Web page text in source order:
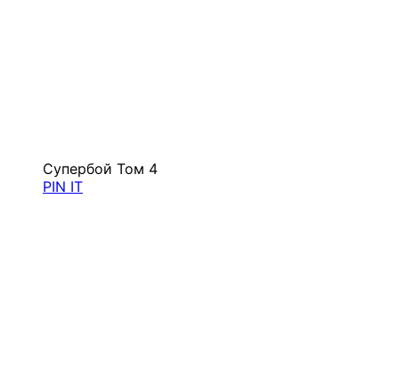
Супербой Том 4
PIN IT